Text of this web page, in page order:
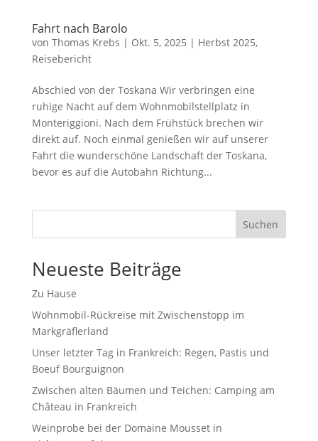
Fahrt nach Barolo
von Thomas Krebs | Okt. 5, 2025 | Herbst 2025,
Reisebericht
Abschied von der Toskana Wir verbringen eine
ruhige Nacht auf dem Wohnmobilstellplatz in
Monteriggioni. Nach dem Frühstück brechen wir
direkt auf. Noch einmal genießen wir auf unserer
Fahrt die wunderschöne Landschaft der Toskana,
bevor es auf die Autobahn Richtung...
Suchen
Neueste Beiträge
Zu Hause
Wohnmobil-Rückreise mit Zwischenstopp im
Markgräflerland
Unser letzter Tag in Frankreich: Regen, Pastis und
Boeuf Bourguignon
Zwischen alten Bäumen und Teichen: Camping am
Château in Frankreich
Weinprobe bei der Domaine Mousset in